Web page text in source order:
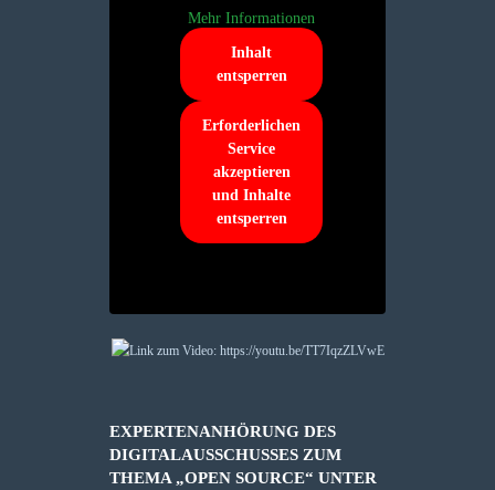
Mehr Informationen
Inhalt
entsperren
Erforderlichen
Service
akzeptieren
und Inhalte
entsperren
EXPERTENANHÖRUNG DES
DIGITALAUSSCHUSSES ZUM
THEMA „OPEN SOURCE“ UNTER